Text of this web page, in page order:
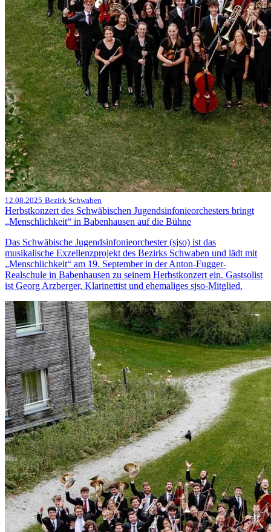
12.08.2025 Bezirk Schwaben
Herbstkonzert des Schwäbischen Jugendsinfonieorchesters bringt
„Menschlichkeit“ in Babenhausen auf die Bühne
Das Schwäbische Jugendsinfonieorchester (sjso) ist das
musikalische Exzellenzprojekt des Bezirks Schwaben und lädt mit
„Menschlichkeit“ am 19. September in der Anton-Fugger-
Realschule in Babenhausen zu seinem Herbstkonzert ein. Gastsolist
ist Georg Arzberger, Klarinettist und ehemaliges sjso-Mitglied.